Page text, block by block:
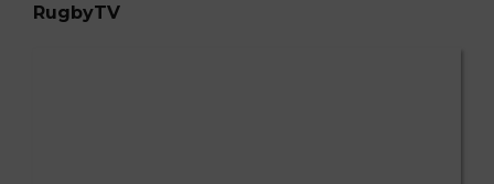
RugbyTV